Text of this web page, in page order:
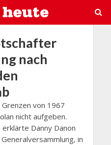
nach
von 1967
nicht aufgeben.
Danny Danon
in